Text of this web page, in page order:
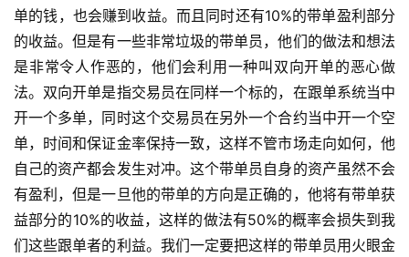
单的钱，也会赚到收益。而且同时还有10%的带单盈利部分
的收益。但是有一些非常垃圾的带单员，他们的做法和想法
是非常令人作恶的，他们会利用一种叫双向开单的恶心做
法。双向开单是指交易员在同样一个标的，在跟单系统当中
开一个多单，同时这个交易员在另外一个合约当中开一个空
单，时间和保证金率保持一致，这样不管市场走向如何，他
自己的资产都会发生对冲。这个带单员自身的资产虽然不会
有盈利，但是一旦他的带单的方向是正确的，他将有带单获
益部分的10%的收益，这样的做法有50%的概率会损失到我
们这些跟单者的利益。我们一定要把这样的带单员用火眼金